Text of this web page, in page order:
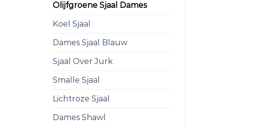
Olijfgroene Sjaal Dames
Koel Sjaal
Dames Sjaal Blauw
Sjaal Over Jurk
Smalle Sjaal
Lichtroze Sjaal
Dames Shawl